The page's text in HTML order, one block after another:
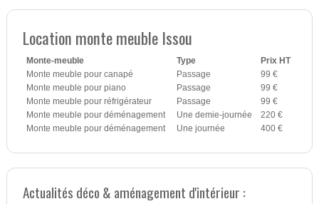
Location monte meuble Issou
Monte-meuble Type
Prix HT
Monte meuble pour canapé
Passage
99 €
Monte meuble pour piano
Passage
99 €
Monte meuble pour réfrigérateur
Passage
99 €
Monte meuble pour déménagement
Une demie-journée
220 €
Monte meuble pour déménagement
Une journée 400 €
Actualités déco & aménagement d'intérieur :